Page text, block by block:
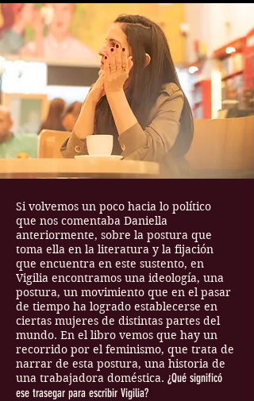
Si volvemos un poco hacia lo político
que nos comentaba Daniella
anteriormente, sobre la postura que
toma ella en la literatura y la fijación
que encuentra en este sustento, en
Vigilia encontramos una ideología, una
postura, un movimiento que en el pasar
de tiempo ha logrado establecerse en
ciertas mujeres de distintas partes del
mundo. En el libro vemos que hay un
recorrido por el feminismo, que trata de
narrar de esta postura, una historia de
una trabajadora doméstica. ¿Qué significó
ese trasegar para escribir Vigilia?